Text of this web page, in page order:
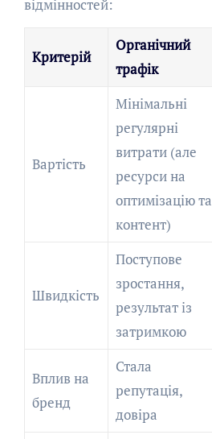
відмінностей:
Критерій
Органічний
трафік
Вартість
Мінімальні
регулярні
витрати (але
ресурси на
оптимізацію та
контент)
Швидкість
Поступове
зростання,
результат із
затримкою
Вплив на
бренд
Стала
репутація,
довіра